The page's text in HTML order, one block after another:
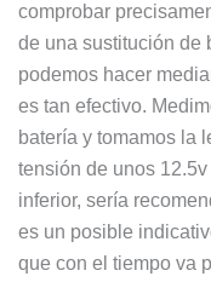
comprobar
de una sustitución de
podemos hacer
es tan efectivo.
batería y tomamos la
tensión de unos
inferior, sería
es un posible
que con el tiempo va